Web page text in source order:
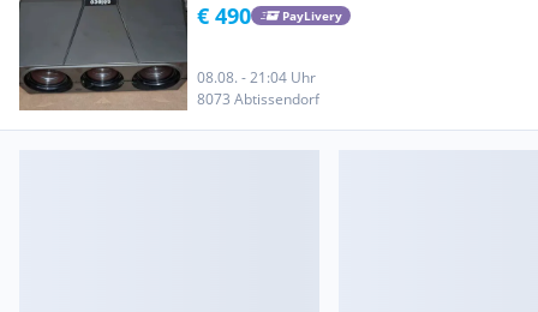
€ 490 PayLivery
08.08. - 21:04 Uhr
8073 Abtissendorf